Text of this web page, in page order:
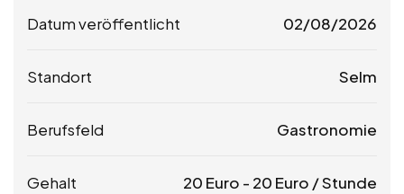
Datum veröffentlicht 02/08/2026
Standort Selm
Berufsfeld Gastronomie
Gehalt 20 Euro - 20 Euro / Stunde